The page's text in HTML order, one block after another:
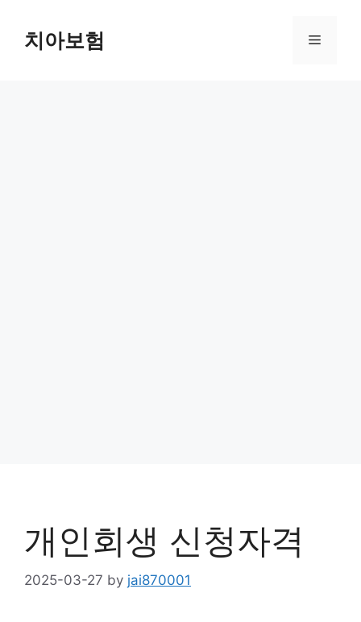
content치아보험 Menu
개인회생 신청자격
2025-03-27 by jai870001